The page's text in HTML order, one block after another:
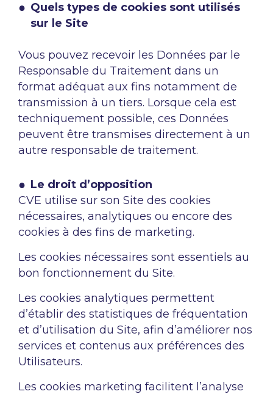
Quels types de cookies sont utilisés
sur le Site
Vous pouvez recevoir les Données par le
Responsable du Traitement dans un
format adéquat aux fins notamment de
transmission à un tiers. Lorsque cela est
techniquement possible, ces Données
peuvent être transmises directement à un
autre responsable de traitement.
Le droit d’opposition
CVE utilise sur son Site des cookies
nécessaires, analytiques ou encore des
cookies à des fins de marketing.
Les cookies nécessaires sont essentiels au
bon fonctionnement du Site.
Les cookies analytiques permettent
d’établir des statistiques de fréquentation
et d’utilisation du Site, afin d’améliorer nos
services et contenus aux préférences des
Utilisateurs.
Les cookies marketing facilitent l’analyse